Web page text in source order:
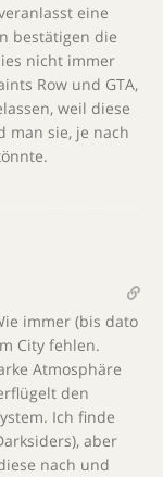
eine
bestätigen die
nicht immer
Row und GTA,
weil diese
man sie, je nach
immer (bis dato
City fehlen.
Atmosphäre
den
Ich finde
aber
nach und